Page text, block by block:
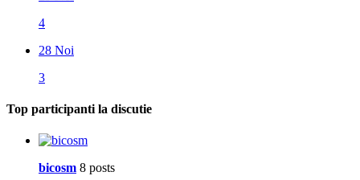
4
28 Noi
3
Top participanti la discutie
bicosm 8 posts